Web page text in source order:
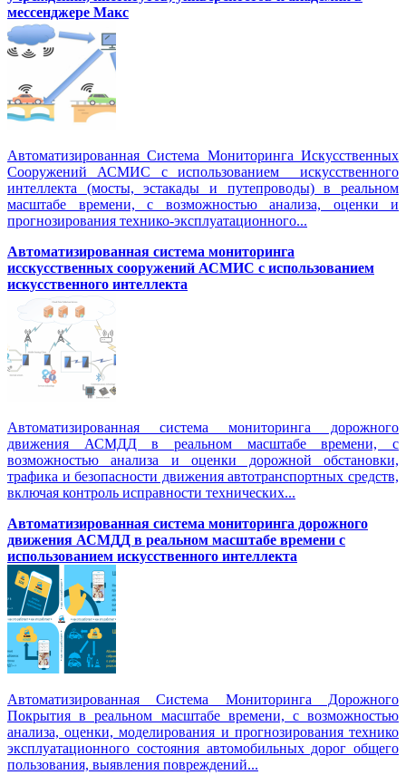
мессенджере Макс
Автоматизированная Система Мониторинга Искусственных
Сооружений АСМИС с использованием искусственного
интеллекта (мосты, эстакады и путепроводы) в реальном
масштабе времени, с возможностью анализа, оценки и
прогнозирования технико-эксплуатационного...
Автоматизированная система мониторинга
исскусственных сооружений АСМИС с использованием
искусственного интеллекта
Автоматизированная система мониторинга дорожного
движения АСМДД в реальном масштабе времени, с
возможностью анализа и оценки дорожной обстановки,
трафика и безопасности движения автотранспортных средств,
включая контроль исправности технических...
Автоматизированная cистема мониторинга дорожного
движения АСМДД в реальном масштабе времени с
использованием искусственного интеллекта
Автоматизированная Система Мониторинга Дорожного
Покрытия в реальном масштабе времени, с возможностью
анализа, оценки, моделирования и прогнозирования технико
эксплуатационного состояния автомобильных дорог общего
пользования, выявления повреждений...